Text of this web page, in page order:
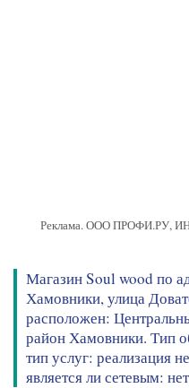
Реклама. ООО ПРОФИ.РУ,
Магазин Soul wood по
Хамовники, улица
расположен:
район Хамовники. Тип
тип услуг: реализация
является ли сетевым: